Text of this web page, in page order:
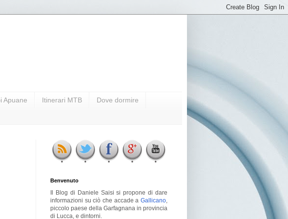
Apuane Itinerari MTB Dove dormire
Benvenuto
Il Blog di Daniele Saisi si propone di dare
informazioni su ciò che accade a Gallicano
piccolo paese della Garfagnana in provincia
di Lucca, e dintorni.